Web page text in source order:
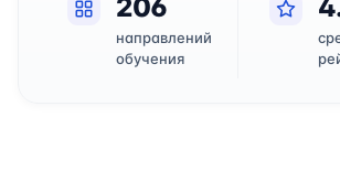
206
направлений
обучения